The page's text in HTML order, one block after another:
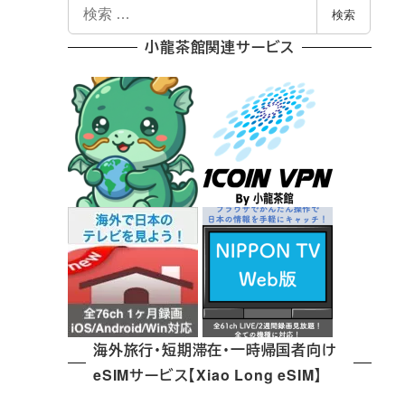
索
検索
小龍茶館関連サービス
海外旅行・短期滞在・一時帰国者向け
eSIMサービス【Xiao Long eSIM】